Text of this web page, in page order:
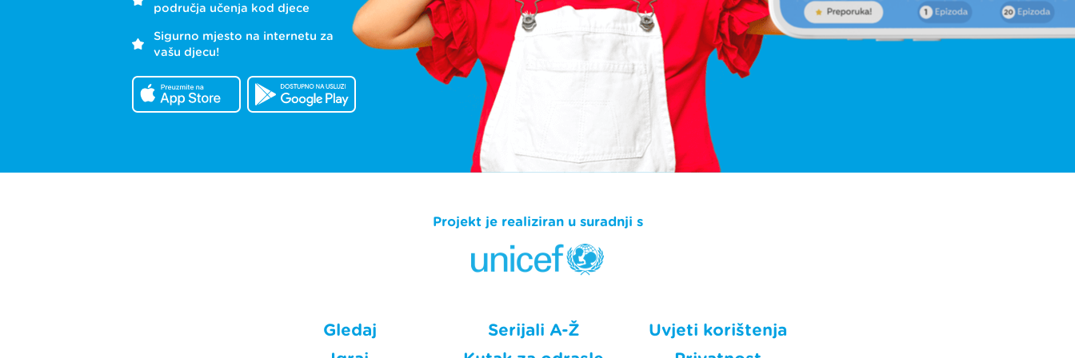
područja učenja kod djece
Sigurno mjesto na internetu za
vašu djecu!
Projekt je realiziran u suradnji s
Gledaj
Serijali A-Ž
Uvjeti korištenja